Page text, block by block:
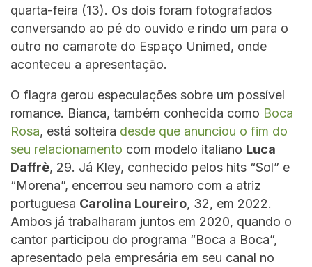
quarta-feira (13). Os dois foram fotografados
conversando ao pé do ouvido e rindo um para o
outro no camarote do Espaço Unimed, onde
aconteceu a apresentação.
O flagra gerou especulações sobre um possível
romance. Bianca, também conhecida como Boca
Rosa, está solteira desde que anunciou o fim do
seu relacionamento com modelo italiano Luca
Daffrè, 29. Já Kley, conhecido pelos hits “Sol” e
“Morena”, encerrou seu namoro com a atriz
portuguesa Carolina Loureiro, 32, em 2022.
Ambos já trabalharam juntos em 2020, quando o
cantor participou do programa “Boca a Boca”,
apresentado pela empresária em seu canal no